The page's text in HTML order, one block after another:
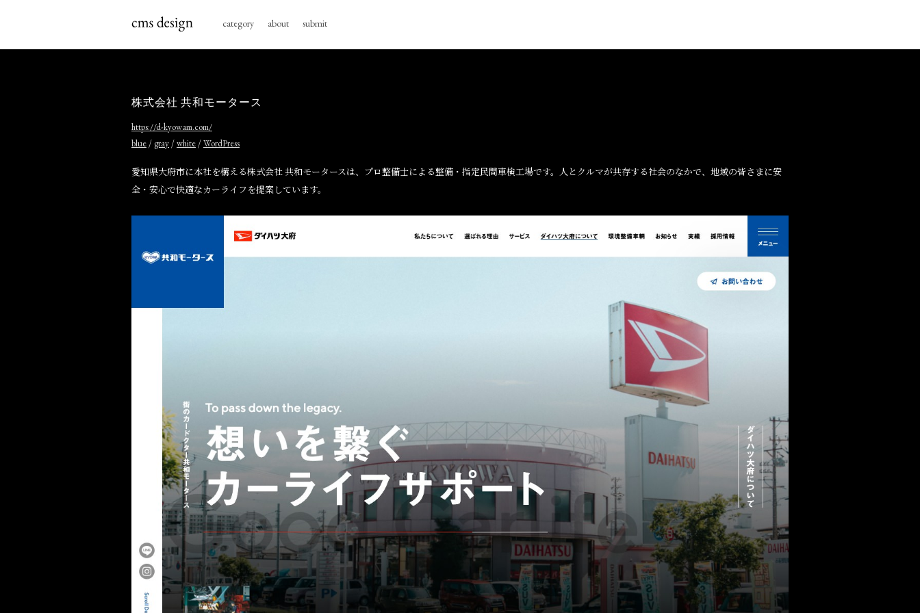
category about submit
株式会社 共和モータース
https://d-kyowam.com/
blue / gray /white /WordPress
愛知県大府市に本社を構える株式会社 共和モータースは、プロ整備士による整備・指定民間車検工場です。人とクルマが共存する社会のなかで、地域の皆さまに安
全・安心で快適なカーライフを提案しています。